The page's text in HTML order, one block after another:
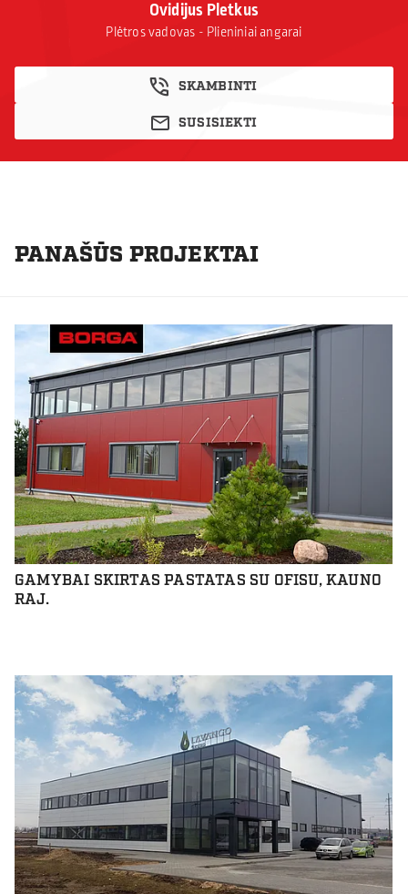
Ovidijus Pletkus
Plėtros vadovas - Plieniniai angarai
SKAMBINTI
SUSISIEKTI
PANAŠŪS PROJEKTAI
GAMYBAI SKIRTAS PASTATAS SU OFISU, KAUNO
RAJ.